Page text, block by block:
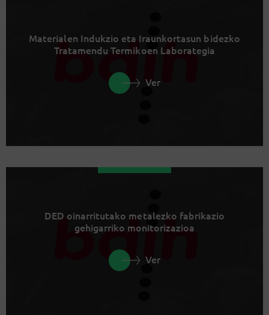
Materialen Indukzio eta Iraunkortasun bidezko
Tratamendu Termikoen Laborategia
Ver
DED oinarritutako metalezko fabrikazio
gehigarriko monitorizazioa
Ver